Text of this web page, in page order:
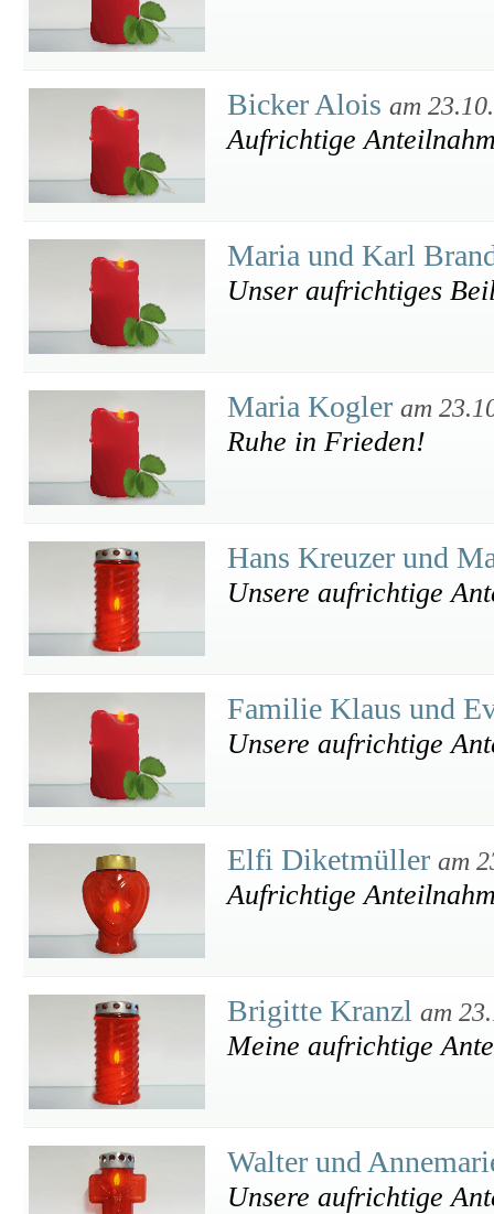
Bicker Alois am
Aufrichtige
Maria und Karl
Unser aufrichtiges
Maria Kogler am
Ruhe in Frieden!
Hans Kreuzer und
Unsere aufrichtige
Familie Klaus und
Unsere aufrichtige
Elfi Diketmüller am
Aufrichtige
Brigitte Kranzl am
Meine aufrichtige
Walter und
Unsere aufrichtige